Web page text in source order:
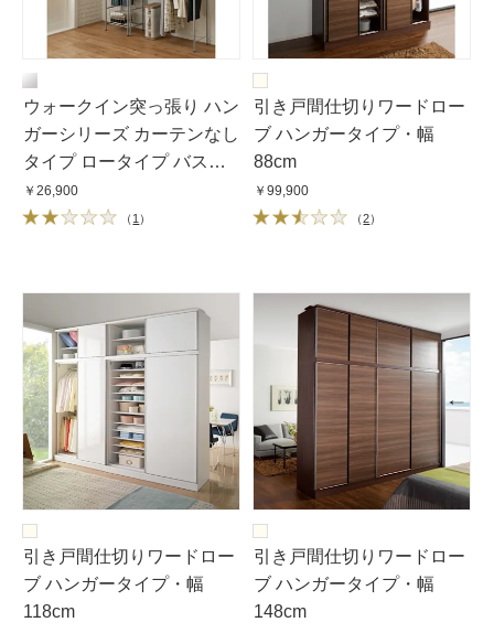
ウォークイン突っ張り ハン
ガーシリーズ カーテンなし
タイプ ロータイプ バス
ケット幅48cm
￥26,900
（ 1 ）
引き戸間仕切りワードロー
ブ ハンガータイプ・幅
88cm
￥99,900
（2）
引き戸間仕切りワードロー
ブ ハンガータイプ・幅
118cm
引き戸間仕切りワードロー
ブ ハンガータイプ・幅
148cm